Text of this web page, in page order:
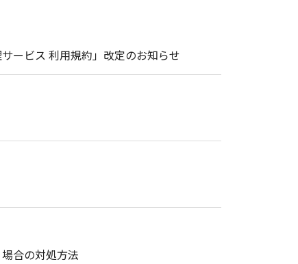
ービス 利用規約」改定のお知らせ
合の対処方法